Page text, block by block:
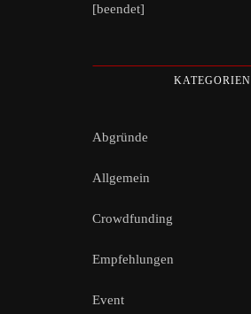
[beendet]
KATEGORIEN
Abgründe
Allgemein
Crowdfunding
Empfehlungen
Event